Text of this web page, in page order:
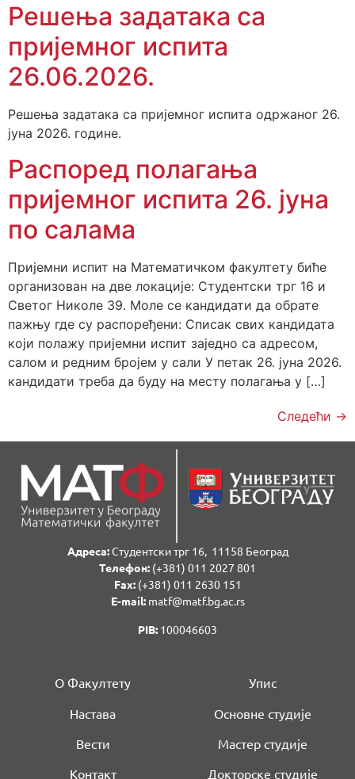
Решења задатака са
пријемног испита
26.06.2026.
Решења задатака са пријемног испита одржаног 26.
јуна 2026. године.
Распоред полагања
пријемног испита 26. јуна
по салама
Пријемни испит на Математичком факултету биће
организован на две локације: Студентски трг 16 и
Светог Николе 39. Моле се кандидати да обрате
пажњу где су распоређени: Списак свих кандидата
који полажу пријемни испит заједно са адресом,
салом и редним бројем у сали У петак 26. јуна 2026.
кандидати треба да буду на месту полагања у […]
Следећи →
Адреса:Студентски трг 16, 11158 Београд
Телефон: (+381) 011 2027 801
Fаx:(+381) 011 2630 151
E-mail:matf@matf.bg.ac.rs
PIB: 100046603
О Факултету
Настава
Вести
Контакт
Упис
Основне студије
Мастер студије
Докторске студије